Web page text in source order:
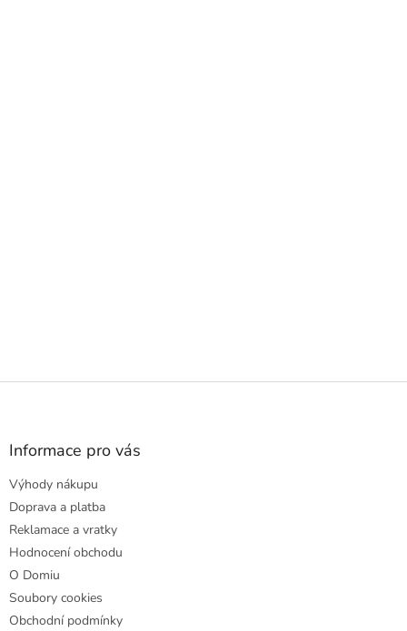
Z
Informace pro vás
Výhody nákupu
Doprava a platba
Reklamace a vratky
Hodnocení obchodu
O Domiu
Soubory cookies
Obchodní podmínky